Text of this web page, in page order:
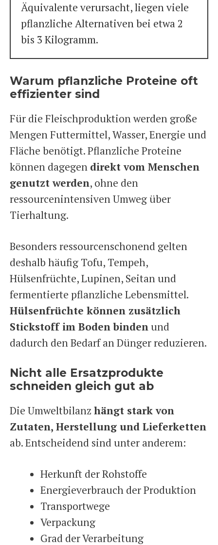
Äquivalente verursacht, liegen viele
pflanzliche Alternativen bei etwa 2
bis 3 Kilogramm.
Warum pflanzliche Proteine oft
effizienter sind
Für die Fleischproduktion werden große
Mengen Futtermittel, Wasser, Energie und
Fläche benötigt. Pflanzliche Proteine
können dagegen direkt vom Menschen
genutzt werden, ohne den
ressourcenintensiven Umweg über
Tierhaltung.
Besonders ressourcenschonend gelten
deshalb häufig Tofu, Tempeh,
Hülsenfrüchte, Lupinen, Seitan und
fermentierte pflanzliche Lebensmittel.
Hülsenfrüchte können zusätzlich
Stickstoff im Boden binden und
dadurch den Bedarf an Dünger reduzieren.
Nicht alle Ersatzprodukte
schneiden gleich gut ab
Die Umweltbilanz hängt stark von
Zutaten, Herstellung und Lieferketten
ab. Entscheidend sind unter anderem:
Herkunft der Rohstoffe
Energieverbrauch der Produktion
Transportwege
Verpackung
Grad der Verarbeitung